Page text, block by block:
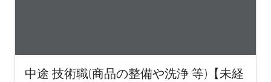
中途 技術職(商品の整備や洗浄 等)【未経